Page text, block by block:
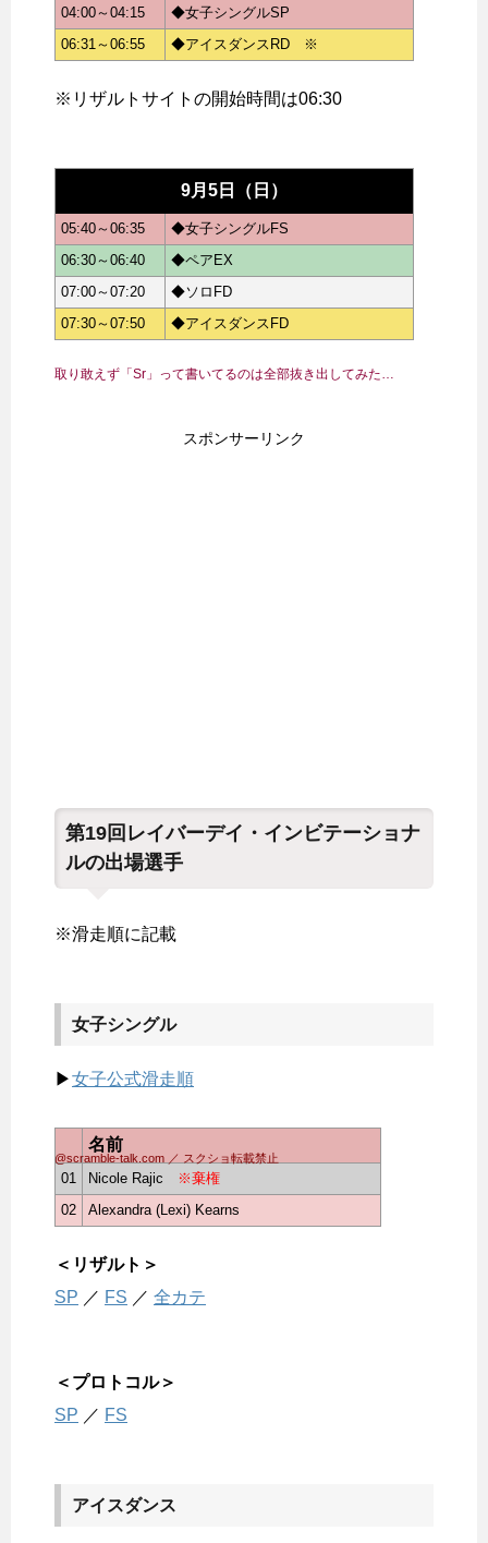
04:00～04:15
◆女子シングルSP
06:31～06:55
◆アイスダンスRD ※
※リザルトサイトの開始時間は06:30
9月5日（日）
05:40～06:35
◆女子シングルFS
06:30～06:40
◆ペアEX
07:00～07:20
◆ソロFD
07:30～07:50
◆アイスダンスFD
取り敢えず「Sr」って書いてるのは全部抜き出してみた…
スポンサーリンク
第19回レイバーデイ・インビテーショナ
ルの出場選手
※滑走順に記載
女子シングル
▶女子公式滑走順
@scramble-talk.com ／ スクショ転載禁止
名前
01 Nicole Rajic
※棄権
02
Alexandra (Lexi) Kearns
＜リザルト＞
SP ／ FS ／ 全カテ
＜プロトコル＞
SP ／ FS
アイスダンス